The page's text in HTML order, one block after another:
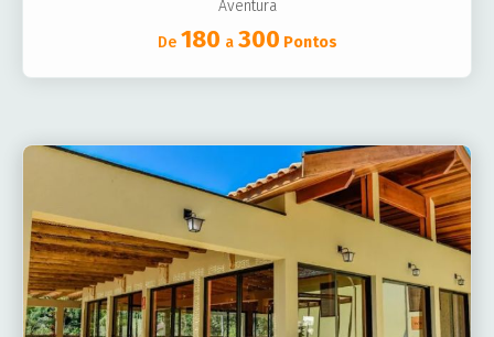
Aventura
De 180 a 300 Pontos